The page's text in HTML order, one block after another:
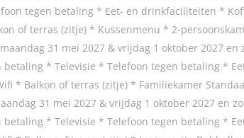
tegen betaling * Eet- en drinkfaciliteiten *
of terras (zitje) * Kussenmenu * 2-
31 mei 2027 & vrijdag 1 oktober 2027
* Televisie * Telefoon tegen betaling *
* Balkon of terras (zitje) * Familiekamer
31 mei 2027 & vrijdag 1 oktober 2027 en
* Televisie * Telefoon tegen betaling *